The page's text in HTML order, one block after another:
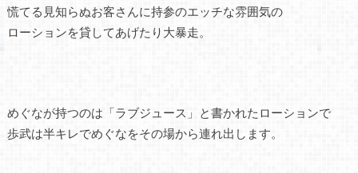
慌てる見知らぬお客さんに持参のエッチな雰囲気の
ローションを貸してあげたり大暴走。
めぐなが持つのは「ラブジュース」と書かれたローションで
歩武は半キレでめぐなをその場から連れ出します。